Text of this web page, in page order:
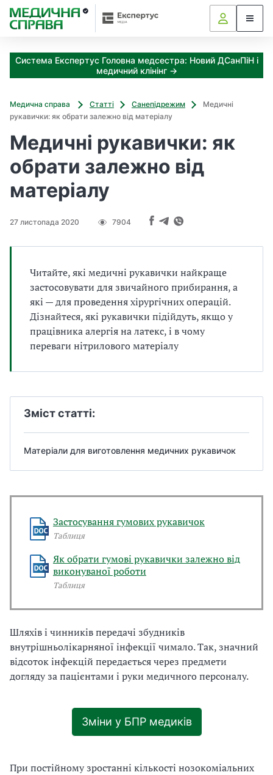
Система Експертус Головна медсестра: Новий ДСанПіН і
медичний клінінг →
Медична справа Статті Санепідрежим
Медичні
рукавички: як обрати залежно від матеріалу
Медичні рукавички: як
обрати залежно від
матеріалу
27 листопада 2020 7904
Читайте, які медичні рукавички найкраще
застосовувати для звичайного прибирання, а
які — для проведення хірургічних операцій.
Дізнайтеся, які рукавички підійдуть, якщо у
працівника алергія на латекс, і в чому
переваги нітрилового матеріалу
Зміст статті:
Матеріали для виготовлення медичних рукавичок
Застосування гумових рукавичок
Таблиця
Як обрати гумові рукавички залежно від
виконуваної роботи
Таблиця
Шляхів і чинників передачі збудників
внутрішньолікарняної інфекції чимало. Так, значний
відсоток інфекцій передається через предмети
догляду за пацієнтами і руки медичного персоналу.
Зміни у БПР медиків
При постійному зростанні кількості нозокоміальних
З
а
к
з
о
и
м
о
н
Б
Р